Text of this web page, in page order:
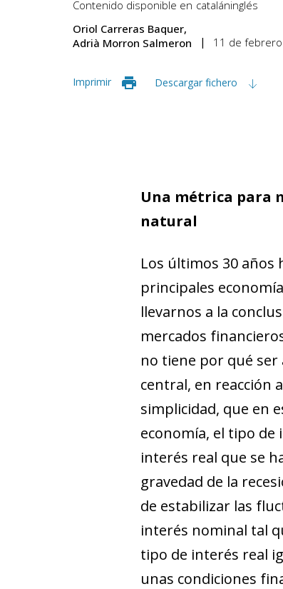
Contenido disponible en cataláninglés
Oriol Carreras Baquer
Adrià Morron Salmeron
11 de
Imprimir Descargar fichero
Una métrica para
natural
Los últimos 30 años
principales
llevarnos a la
mercados
no tiene por qué ser
central, en reacción
simplicidad, que en
economía, el tipo
interés real que se
gravedad de la
de estabilizar las
interés nominal tal
tipo de interés real
unas condiciones